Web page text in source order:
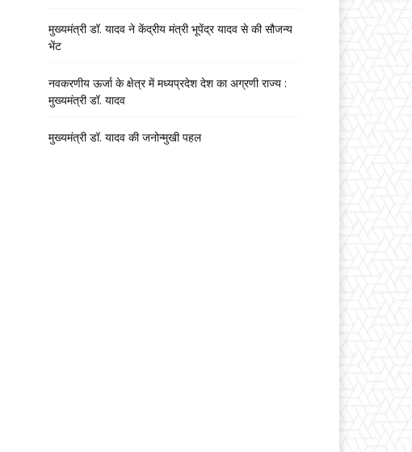
मुख्यमंत्री डॉ. यादव ने केंद्रीय मंत्री भूपेंद्र यादव से की सौजन्य
भेंट
नवकरणीय ऊर्जा के क्षेत्र में मध्यप्रदेश देश का अग्रणी राज्य :
मुख्यमंत्री डॉ. यादव
मुख्यमंत्री डॉ. यादव की जनोन्मुखी पहल